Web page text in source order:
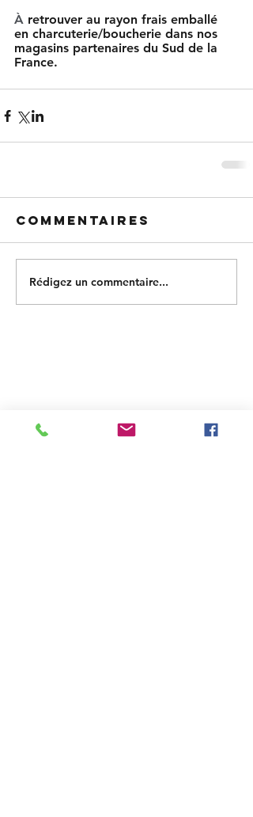
À retrouver au rayon frais emballé
en charcuterie/boucherie dans nos
magasins partenaires du Sud de la
France.
Commentaires
Rédigez un commentaire...